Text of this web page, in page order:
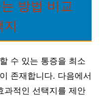
방법 비교
지
수 있는 통증을 최소
존재합니다. 다음에서
과적인 선택지를 제안